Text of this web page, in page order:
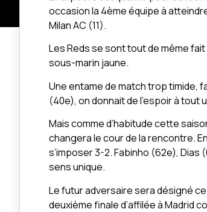
occasion la 4ème équipe à
Milan AC (11).
Les Reds se sont tout de même
sous-marin jaune.
Une entame de match trop timide,
(40e), on donnait de l’espoir à tout
Mais comme d’habitude cette
changera le cour de la rencontre.
s’imposer 3-2. Fabinho (62e),
sens unique.
Le futur adversaire sera désigné
deuxième finale d’affilée à Madrid